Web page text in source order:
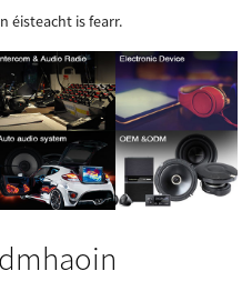
éisteacht is fearr.